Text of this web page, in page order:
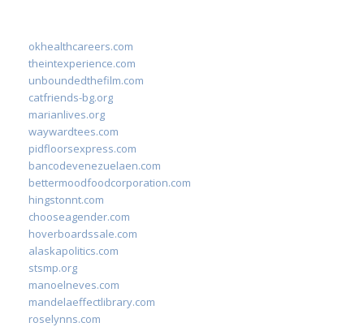
okhealthcareers.com
theintexperience.com
unboundedthefilm.com
catfriends-bg.org
marianlives.org
waywardtees.com
pidfloorsexpress.com
bancodevenezuelaen.com
bettermoodfoodcorporation.com
hingstonnt.com
chooseagender.com
hoverboardssale.com
alaskapolitics.com
stsmp.org
manoelneves.com
mandelaeffectlibrary.com
roselynns.com